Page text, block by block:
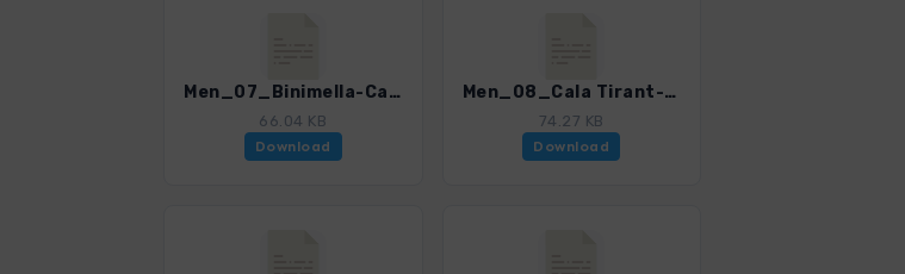
Men_07_Binimella-Cavalleria-Pregonda_0259_2.gpx
66.04 KB
Download
Men_08_Cala Tirant-Cavalleria_0259_2.gpx
74.27 KB
Download